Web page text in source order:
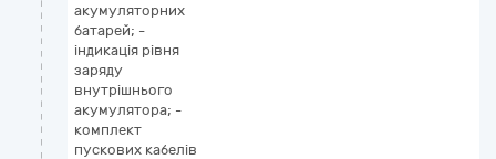
акумуляторних
батарей; -
індикація рівня
заряду
внутрішнього
акумулятора; -
комплект
пускових кабелів